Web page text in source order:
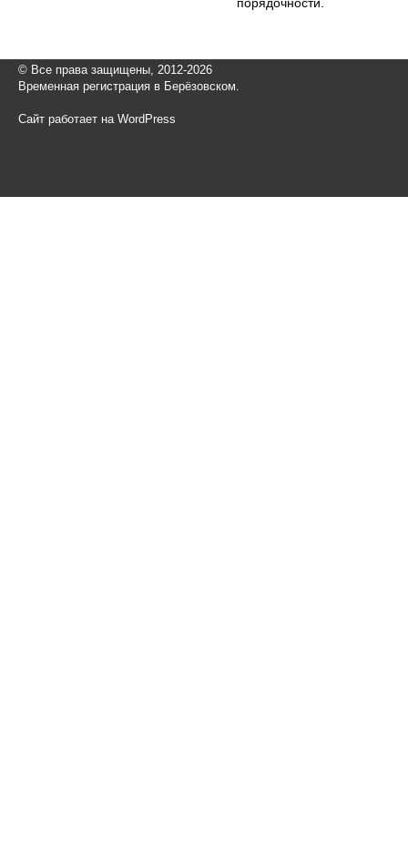
порядочности.
© Все права защищены, 2012-2026
Временная регистрация в Берёзовском.
Сайт работает на WordPress